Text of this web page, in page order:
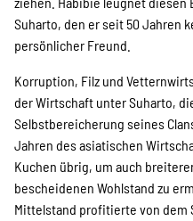
Suharto, den er seit 50 Jahren
persönlicher Freund.
Korruption, Filz und
der Wirtschaft unter Suharto,
Selbstbereicherung seines
Jahren des asiatischen
Kuchen übrig, um auch
bescheidenen Wohlstand zu
Mittelstand profitierte von dem